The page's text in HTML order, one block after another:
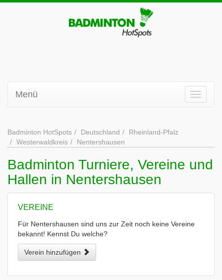
Menü
Badminton HotSpots Deutschland
Rheinland-Pfalz
Westerwaldkreis
Nentershausen
Badminton Turniere, Vereine und
Hallen in Nentershausen
VEREINE
Für Nentershausen sind uns zur Zeit noch keine Vereine
bekannt! Kennst Du welche?
Verein hinzufügen